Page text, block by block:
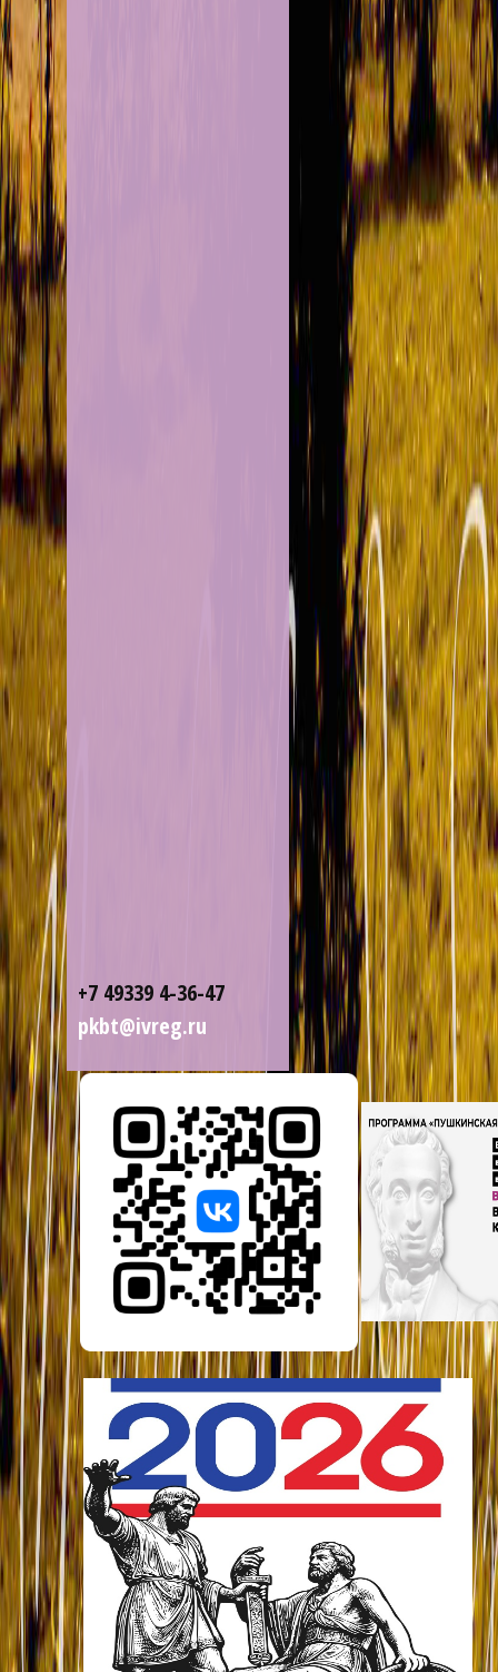
+7 49339 4-36-47
pkbt@ivreg.ru